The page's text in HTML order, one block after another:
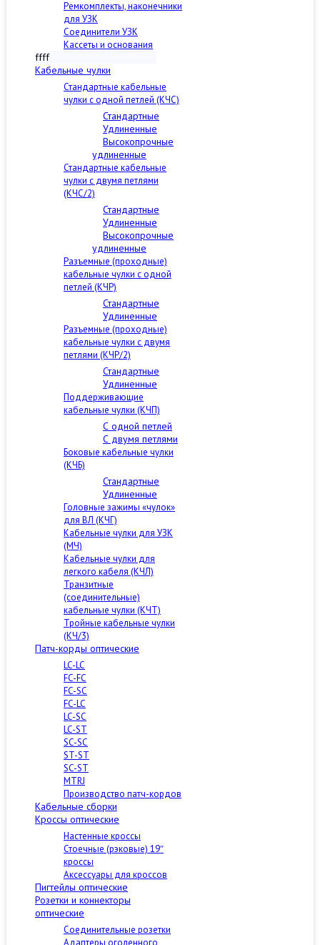
Ремкомплекты, наконечники
для УЗК
Соединители УЗК
Кассеты и основания
ffff
Кабельные чулки
Стандартные кабельные
чулки c одной петлей (КЧС)
Стандартные
Удлиненные
Высокопрочные
удлиненные
Стандартные кабельные
чулки с двумя петлями
(КЧС/2)
Стандартные
Удлиненные
Высокопрочные
удлиненные
Разъемные (проходные)
кабельные чулки с одной
петлей (КЧР)
Стандартные
Удлиненные
Разъемные (проходные)
кабельные чулки с двумя
петлями (КЧР/2)
Стандартные
Удлиненные
Поддерживающие
кабельные чулки (КЧП)
С одной петлей
С двумя петлями
Боковые кабельные чулки
(КЧБ)
Стандартные
Удлиненные
Головные зажимы «чулок»
для ВЛ (КЧГ)
Кабельные чулки для УЗК
(МЧ)
Кабельные чулки для
легкого кабеля (КЧЛ)
Транзитные
(соединительные)
кабельные чулки (КЧТ)
Тройные кабельные чулки
(КЧ/3)
Патч-корды оптические
LC-LC
FC-FC
FC-SC
FC-LC
LC-SC
LC-ST
SC-SC
ST-ST
SC-ST
MTRJ
Производство патч-кордов
Кабельные сборки
Кроссы оптические
Настенные кроссы
Стоечные (рэковые) 19″
кроссы
Аксессуары для кроссов
Пигтейлы оптические
Розетки и коннекторы
оптические
Соединительные розетки
Адаптеры оголенного